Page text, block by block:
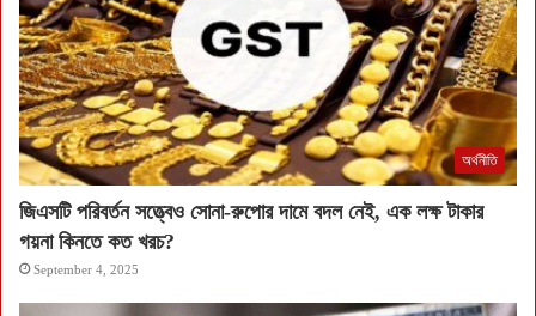
অর্থনীতি
জিএসটি পরিবর্তন সত্ত্বেও সোনা-রুপোর দামে বদল নেই, এক লক্ষ টাকার
গয়না কিনতে কত খরচ?
September 4, 2025